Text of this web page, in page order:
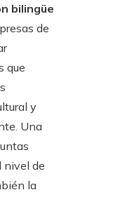
bilingüe
de
que
y
Una
nivel de
la